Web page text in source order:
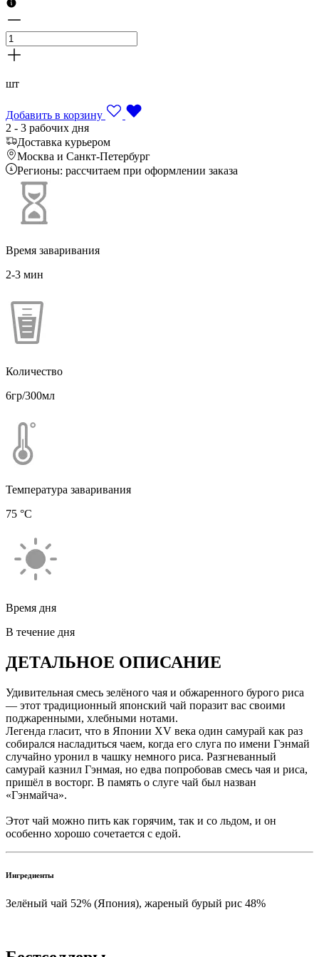
шт
Добавить в корзину
2 - 3 рабочих дня
Доставка курьером
Москва и Санкт-Петербург
Регионы: рассчитаем при оформлении заказа
Время заваривания
2-3 мин
Количество
6гр/300мл
Температура заваривания
75 °С
Время дня
В течение дня
ДЕТАЛЬНОЕ ОПИСАНИЕ
Удивительная смесь зелёного чая и обжаренного бурого риса
— этот традиционный японский чай поразит вас своими
поджаренными, хлебными нотами.
Легенда гласит, что в Японии XV века один самурай как раз
собирался насладиться чаем, когда его слуга по имени Гэнмай
случайно уронил в чашку немного риса. Разгневанный
самурай казнил Гэнмая, но едва попробовав смесь чая и риса,
пришёл в восторг. В память о слуге чай был назван
«Гэнмайча».
Этот чай можно пить как горячим, так и со льдом, и он
особенно хорошо сочетается с едой.
Ингредиенты
Зелёный чай 52% (Япония), жареный бурый рис 48%